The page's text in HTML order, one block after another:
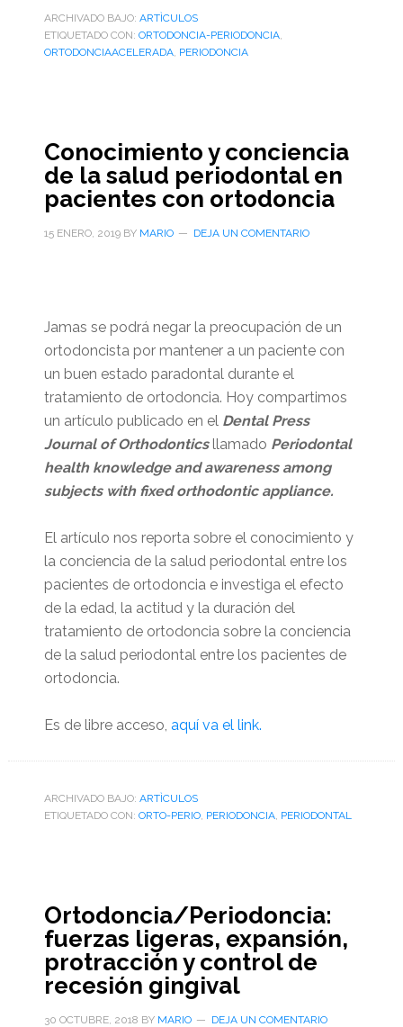
ARCHIVADO BAJO: ARTÌCULOS
ETIQUETADO CON: ORTODONCIA-PERIODONCIA,
ORTODONCIAACELERADA, PERIODONCIA
Conocimiento y conciencia
de la salud periodontal en
pacientes con ortodoncia
15 ENERO, 2019BY MARIO DEJA UN COMENTARIO
Jamas se podrá negar la preocupación de un
ortodoncista por mantener a un paciente con
un buen estado paradontal durante el
tratamiento de ortodoncia. Hoy compartimos
un artículo publicado en el Dental Press
Journal of Orthodonticsllamado Periodontal
health knowledge and awareness among
subjects with fixed orthodontic appliance.
El artículo nos reporta sobre el conocimiento y
la conciencia de la salud periodontal entre los
pacientes de ortodoncia e investiga el efecto
de la edad, la actitud y la duración del
tratamiento de ortodoncia sobre la conciencia
de la salud periodontal entre los pacientes de
ortodoncia.
Es de libre acceso, aquí va el link.
ARCHIVADO BAJO: ARTÌCULOS
ETIQUETADO CON: ORTO-PERIO, PERIODONCIA, PERIODONTAL
Ortodoncia/Periodoncia:
fuerzas ligeras, expansión,
protracción y control de
recesión gingival
30 OCTUBRE, 2018 BY MARIO DEJA UN COMENTARIO